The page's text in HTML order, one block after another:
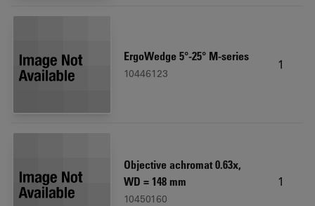
ErgoWedge 5°-25° M-series
10446123
1
Objective achromat 0.63x,
WD = 148 mm
10450160
1